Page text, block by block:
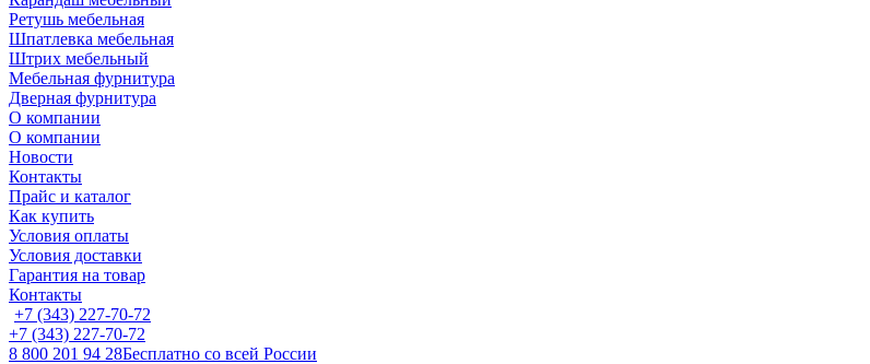
Ретушь мебельная
Шпатлевка мебельная
Штрих мебельный
Мебельная фурнитура
Дверная фурнитура
О компании
О компании
Новости
Контакты
Прайс и каталог
Как купить
Условия оплаты
Условия доставки
Гарантия на товар
Контакты
+7 (343) 227-70-72
+7 (343) 227-70-72
8 800 201 94 28Бесплатно со всей России